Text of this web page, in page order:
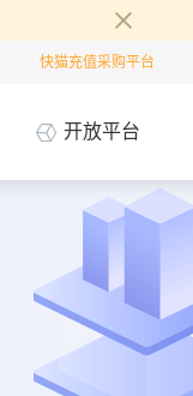
快猫充值采购平台
开放平台